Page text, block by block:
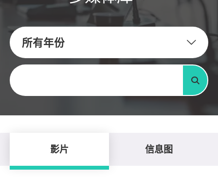
所有年份
关键字
搜寻
影片 信息图